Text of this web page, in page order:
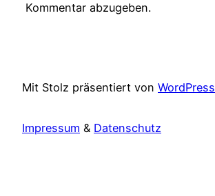
Kommentar abzugeben.
Mit Stolz präsentiert von WordPress
Impressum & Datenschutz